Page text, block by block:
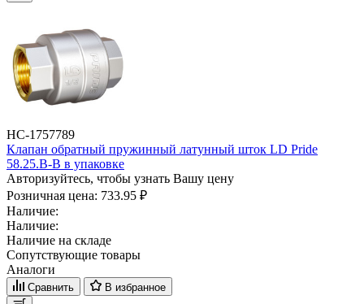
НС-1757789
Клапан обратный пружинный латунный шток LD Pride
58.25.В-В в упаковке
Авторизуйтесь, чтобы узнать Вашу цену
Розничная цена: 733.95 ₽
Наличие:
Наличие:
Наличие на складе
Сопутствующие товары
Аналоги
Сравнить В избранное